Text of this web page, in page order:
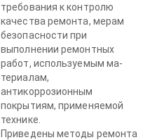
требования к контролю
качества ремонта, мерам
безопасности при
выполнении ремонтных
работ, используемым ма­
териалам,
антикоррозионным
покрытиям, применяемой
технике.
Приведены методы ремонта